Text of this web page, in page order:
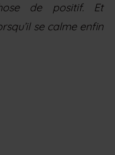
de positif. Et
se calme enfin